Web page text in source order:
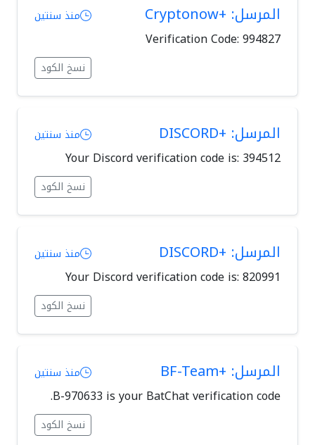
المرسل: +Cryptonow منذ سنتين
Verification Code: 994827
نسخ الكود
المرسل: +DISCORD منذ سنتين
Your Discord verification code is: 394512
نسخ الكود
المرسل: +DISCORD منذ سنتين
Your Discord verification code is: 820991
نسخ الكود
المرسل: +BF-Team منذ سنتين
B-970633 is your BatChat verification code.
نسخ الكود